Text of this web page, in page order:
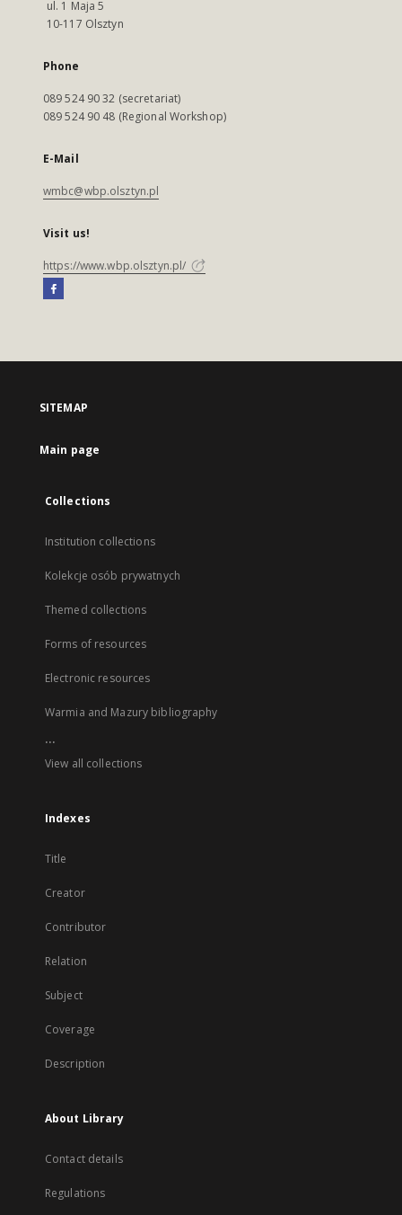
ul. 1 Maja 5
10-117 Olsztyn
Phone
089 524 90 32 (secretariat)
089 524 90 48 (Regional Workshop)
E-Mail
wmbc@wbp.olsztyn.pl
Visit us!
https://www.wbp.olsztyn.pl/
SITEMAP
Main page
Collections
Institution collections
Kolekcje osób prywatnych
Themed collections
Forms of resources
Electronic resources
Warmia and Mazury bibliography
...
View all collections
Indexes
Title
Creator
Contributor
Relation
Subject
Coverage
Description
About Library
Contact details
Regulations